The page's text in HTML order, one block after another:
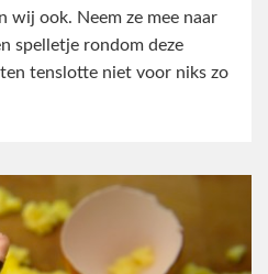
wij ook. Neem ze mee naar
spelletje rondom deze
tenslotte niet voor niks zo